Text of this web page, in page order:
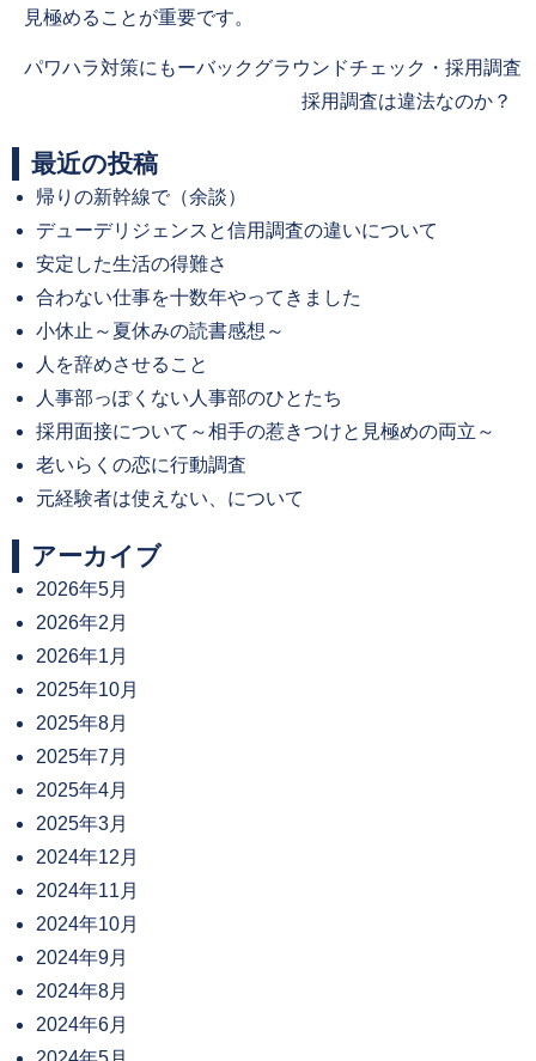
見極めることが重要です。
Previous
パワハラ対策にもーバックグラウンドチェック・採用調査
Next
採用調査は違法なのか？
最近の投稿
帰りの新幹線で（余談）
デューデリジェンスと信用調査の違いについて
安定した生活の得難さ
合わない仕事を十数年やってきました
小休止～夏休みの読書感想～
人を辞めさせること
人事部っぽくない人事部のひとたち
採用面接について～相手の惹きつけと見極めの両立～
老いらくの恋に行動調査
元経験者は使えない、について
アーカイブ
2026年5月
2026年2月
2026年1月
2025年10月
2025年8月
2025年7月
2025年4月
2025年3月
2024年12月
2024年11月
2024年10月
2024年9月
2024年8月
2024年6月